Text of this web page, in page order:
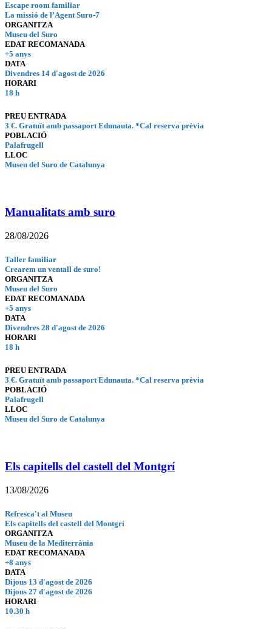
Escape room familiar
La missió de l’Agent Suro-7
ORGANITZA
Museu del Suro
EDAT RECOMANADA
+5 anys
DATA
Divendres 14 d'agost de 2026
HORARI
18 h
PREU ENTRADA
3 €. Gratuït amb passaport Edunauta. *Cal reserva prèvia
POBLACIÓ
Palafrugell
LLOC
Museu del Suro de Catalunya
Manualitats amb suro
28/08/2026
Taller familiar
Crearem un ventall de suro!
ORGANITZA
Museu del Suro
EDAT RECOMANADA
+5 anys
DATA
Divendres 28 d'agost de 2026
HORARI
18 h
PREU ENTRADA
3 €. Gratuït amb passaport Edunauta. *Cal reserva prèvia
POBLACIÓ
Palafrugell
LLOC
Museu del Suro de Catalunya
Els capitells del castell del Montgrí
13/08/2026
Refresca't al Museu
Els capitells del castell del Montgrí
ORGANITZA
Museu de la Mediterrània
EDAT RECOMANADA
+8 anys
DATA
Dijous 13 d'agost de 2026
Dijous 27 d'agost de 2026
HORARI
10.30 h